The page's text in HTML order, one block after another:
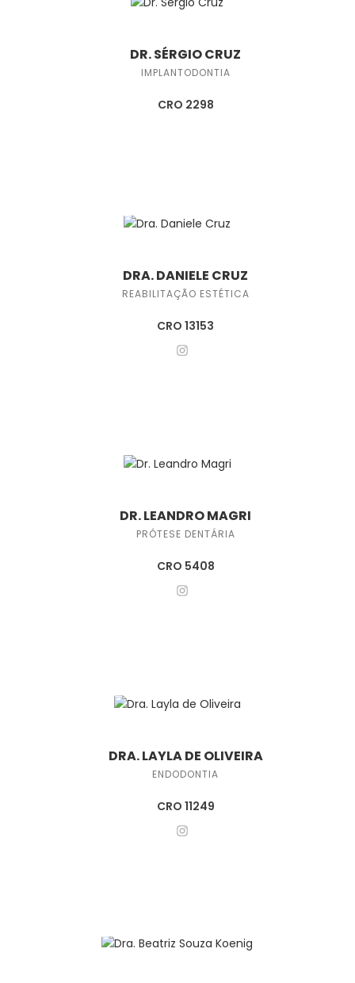
DR. SÉRGIO CRUZ
IMPLANTODONTIA
CRO 2298
DRA. DANIELE CRUZ
REABILITAÇÃO ESTÉTICA
CRO 13153
DR. LEANDRO MAGRI
PRÓTESE DENTÁRIA
CRO 5408
DRA. LAYLA DE OLIVEIRA
ENDODONTIA
CRO 11249